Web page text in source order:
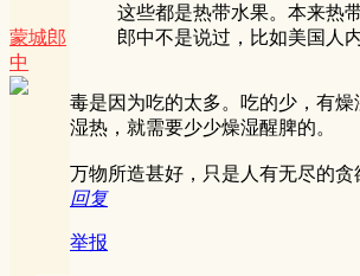
蒙城郎
中
这些都是热带水果。本来热
郎中不是说过，比如美国人
毒是因为吃的太多。吃的少，有
湿热，就需要少少燥湿醒脾的。
万物所造甚好，只是人有无尽的贪
回复
举报